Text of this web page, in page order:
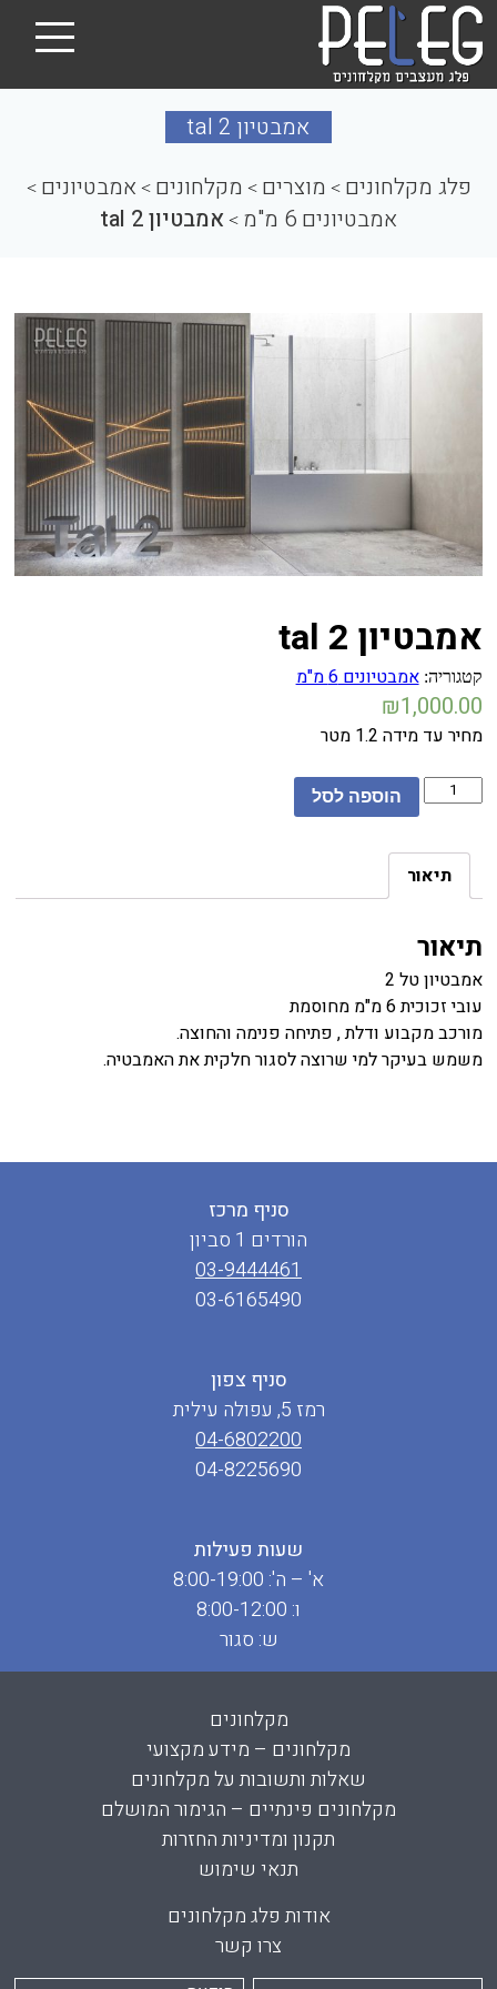
אמבטיון tal 2
פלג מקלחונים > מוצרים > מקלחונים > אמבטיונים >
אמבטיונים 6 מ"מ > אמבטיון tal 2
אמבטיון tal 2
קטגוריה:אמבטיונים 6 מ"מ
₪1,000.00
מחיר עד מידה 1.2 מטר
כמות
הוספה לסל
תיאור
תיאור
אמבטיון טל 2
עובי זכוכית 6 מ"מ מחוסמת
מורכב מקבוע ודלת , פתיחה פנימה והחוצה.
משמש בעיקר למי שרוצה לסגור חלקית את האמבטיה.
סניף מרכז
הורדים 1 סביון
03-9444461
03-6165490
סניף צפון
רמז 5, עפולה עילית
04-6802200
04-8225690
שעות פעילות
א' – ה': 8:00-19:00
ו: 8:00-12:00
ש: סגור
מקלחונים
מקלחונים – מידע מקצועי
שאלות ותשובות על מקלחונים
מקלחונים פינתיים – הגימור המושלם
תקנון ומדיניות החזרות
תנאי שימוש
אודות פלג מקלחונים
צרו קשר